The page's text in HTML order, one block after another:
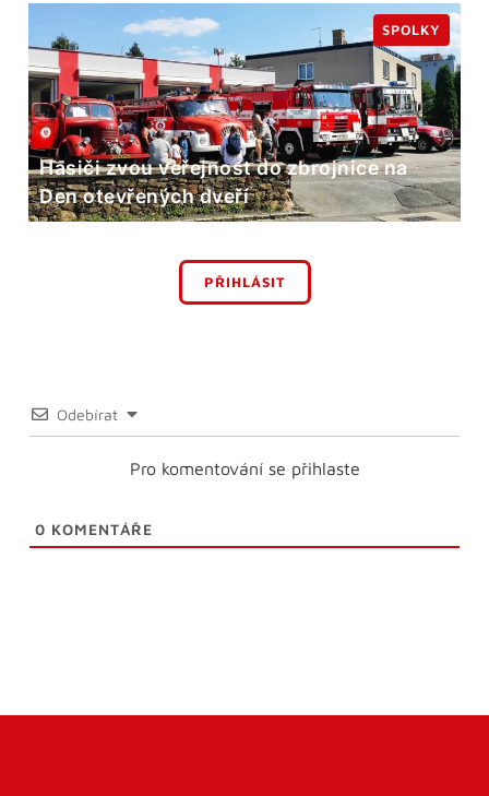
Hasiči zvou veřejnost do zbrojnice na
Den otevřených dveří
SPOLKY
PŘIHLÁSIT
Odebírat
Pro komentování se přihlaste
0 KOMENTÁŘE